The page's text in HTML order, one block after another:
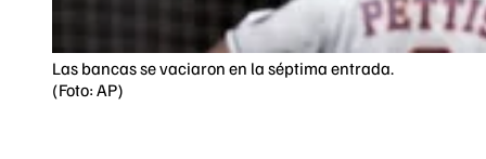
Las bancas se vaciaron en la séptima entrada.
(Foto: AP)